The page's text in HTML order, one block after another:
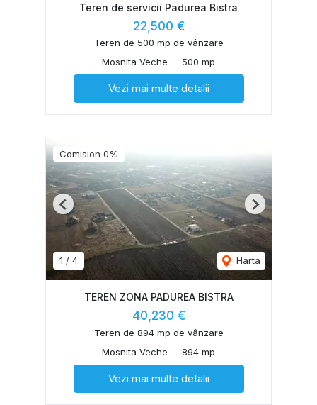
Teren de servicii Padurea Bistra
22,500 €
Teren de 500 mp de vânzare
Mosnita Veche
500 mp
Vezi mai multe detalii
Comision 0%
1 / 4 Harta
Previous Next
TEREN ZONA PADUREA BISTRA
40,230 €
Teren de 894 mp de vânzare
Mosnita Veche
894 mp
Vezi mai multe detalii